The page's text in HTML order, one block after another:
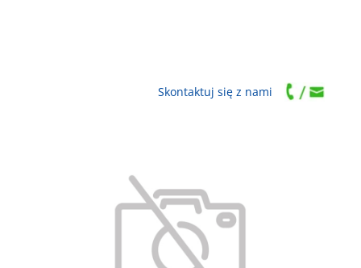
Skontaktuj się z nami